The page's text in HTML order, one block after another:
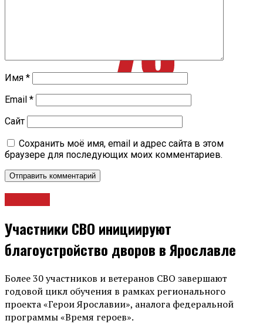
Имя *
Email *
Сайт
Сохранить моё имя, email и адрес сайта в этом
браузере для последующих моих комментариев.
Участники СВО инициируют
благоустройство дворов в Ярославле
Более 30 участников и ветеранов СВО завершают
годовой цикл обучения в рамках регионального
проекта «Герои Ярославии», аналога федеральной
программы «Время героев».